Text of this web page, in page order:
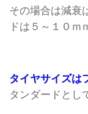
その場合は減
ドは５～１０ｍ
タイヤサイズは
タンダードとし